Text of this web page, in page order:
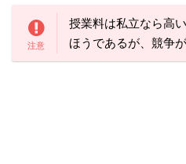
授業料は私立なら高
ほうであるが、競争が